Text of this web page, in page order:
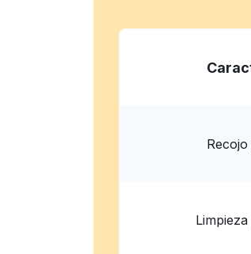
ServiceMaster
Mostrar número